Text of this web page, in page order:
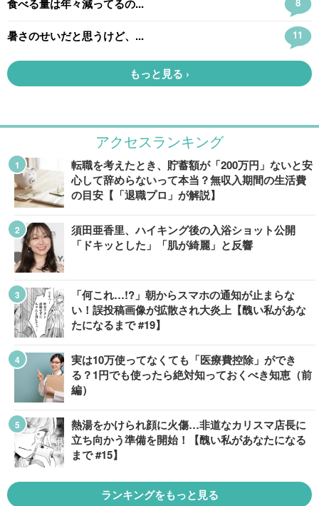
アクセスランキング
転職を考えたとき、貯蓄額が「200万円」ないと安
心して辞めらないって本当？無収入期間の生活費
の目安【「退職プロ」が解説】
須田亜香里、ハイキング後の入浴ショット公開
「ドキッとした」「肌が綺麗」と反響
「何これ…!?」朝からスマホの通知が止まらな
い！誤投稿画像が拡散され大炎上【醜い私があな
たになるまで #19】
実は10万使ってなくても「医療費控除」ができ
る？1円でも使ったら絶対知っておくべき知恵（前
編）
熱湯をかけられ顔に火傷…非道なカリスマ店長に
立ち向かう準備を開始！【醜い私があなたになる
まで #15】
ランキングをもっと見る